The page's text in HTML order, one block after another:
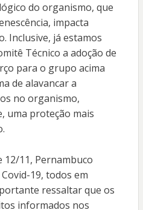
do organismo, que
impacta
Inclusive, já estamos
Técnico a adoção de
para o grupo acima
de alavancar a
no organismo,
uma proteção mais
12/11, Pernambuco
19, todos em
ressaltar que os
informados nos